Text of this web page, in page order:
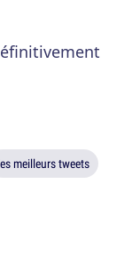
meilleurs tweets